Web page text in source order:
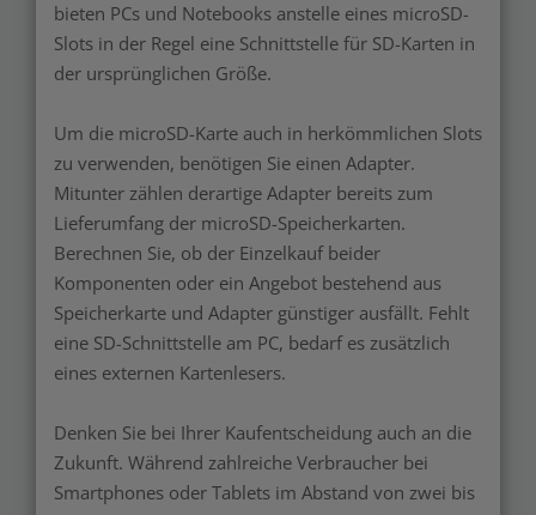
bieten PCs und Notebooks anstelle eines microSD-
Slots in der Regel eine Schnittstelle für SD-Karten in
der ursprünglichen Größe.
Um die microSD-Karte auch in herkömmlichen Slots
zu verwenden, benötigen Sie einen Adapter.
Mitunter zählen derartige Adapter bereits zum
Lieferumfang der microSD-Speicherkarten.
Berechnen Sie, ob der Einzelkauf beider
Komponenten oder ein Angebot bestehend aus
Speicherkarte und Adapter günstiger ausfällt. Fehlt
eine SD-Schnittstelle am PC, bedarf es zusätzlich
eines externen Kartenlesers.
Denken Sie bei Ihrer Kaufentscheidung auch an die
Zukunft. Während zahlreiche Verbraucher bei
Smartphones oder Tablets im Abstand von zwei bis